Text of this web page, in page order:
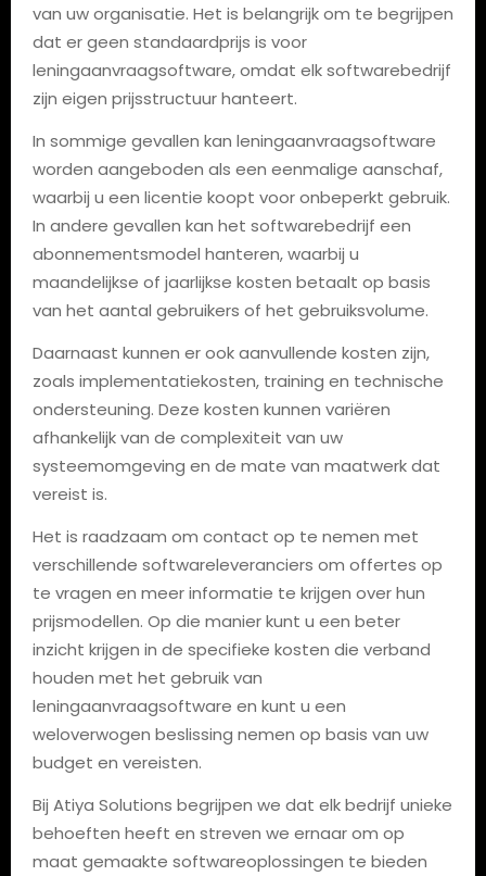
van uw organisatie. Het is belangrijk om te begrijpen
dat er geen standaardprijs is voor
leningaanvraagsoftware, omdat elk softwarebedrijf
zijn eigen prijsstructuur hanteert.
In sommige gevallen kan leningaanvraagsoftware
worden aangeboden als een eenmalige aanschaf,
waarbij u een licentie koopt voor onbeperkt gebruik.
In andere gevallen kan het softwarebedrijf een
abonnementsmodel hanteren, waarbij u
maandelijkse of jaarlijkse kosten betaalt op basis
van het aantal gebruikers of het gebruiksvolume.
Daarnaast kunnen er ook aanvullende kosten zijn,
zoals implementatiekosten, training en technische
ondersteuning. Deze kosten kunnen variëren
afhankelijk van de complexiteit van uw
systeemomgeving en de mate van maatwerk dat
vereist is.
Het is raadzaam om contact op te nemen met
verschillende softwareleveranciers om offertes op
te vragen en meer informatie te krijgen over hun
prijsmodellen. Op die manier kunt u een beter
inzicht krijgen in de specifieke kosten die verband
houden met het gebruik van
leningaanvraagsoftware en kunt u een
weloverwogen beslissing nemen op basis van uw
budget en vereisten.
Bij Atiya Solutions begrijpen we dat elk bedrijf unieke
behoeften heeft en streven we ernaar om op
maat gemaakte softwareoplossingen te bieden